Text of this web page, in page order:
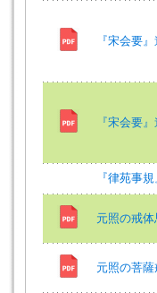
『宋会要
『宋会要
『律苑事
元照の戒体
元照の菩